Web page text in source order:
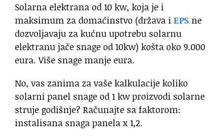
Solarna elektrana od 10 kw, koja je i
maksimum za domaćinstvo (država iEPS ne
dozvoljavaju za kućnu upotrebu solarnu
elektranu jače snage od 10kw) košta oko 9.000
eura. Više snage manje eura.
No, vas zanima za vaše kalkulacije koliko
solarni panel snage od 1 kw proizvodi solarne
struje godišnje? Računajte sa faktorom:
instalisana snaga panela x 1,2.